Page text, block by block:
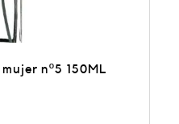
nº5 150ML